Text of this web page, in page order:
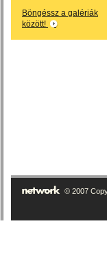
Böngéssz a galériák
között!
© 2007